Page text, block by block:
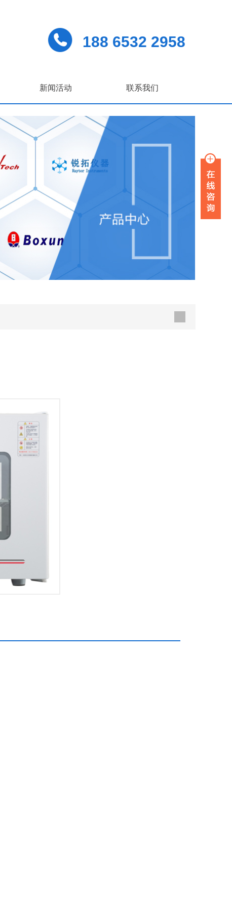
188 6532 2958
新闻活动 联系我们